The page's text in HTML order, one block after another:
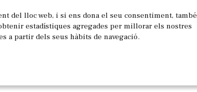
del lloc web, i si ens dona el seu consentiment, també
estadístiques agregades per millorar els nostres
a partir dels seus hàbits de navegació.